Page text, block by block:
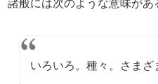
諸般には次のような意味があ
いろいろ。種々。さまざ